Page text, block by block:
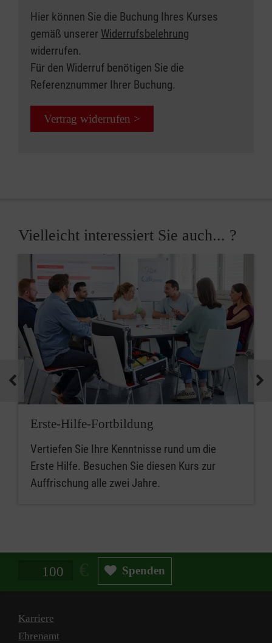
Hier können Sie die Buchung Ihres Kurses
gemäß unserer Widerrufsbelehrung
widerrufen.
Für den Widerruf benötigen Sie die
Referenznummer Ihrer Buchung.
Vertrag widerrufen >
Vielleicht interessiert Sie auch... ?
Erste-Hilfe-Fortbildung
Vertiefen Sie Ihre Kenntnisse rund um die
Erste Hilfe. Besuchen Sie diesen Kurs zur
Auffrischung alle zwei Jahre.
Spendenbetrag in Euro Spenden
Karriere
Ehrenamt